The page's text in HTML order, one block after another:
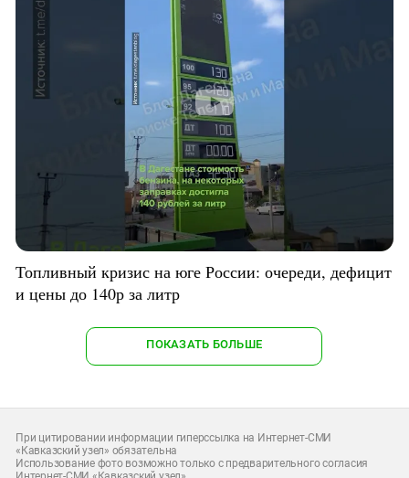
Топливный кризис на юге России: очереди, дефицит
и цены до 140р за литр
ПОКАЗАТЬ БОЛЬШЕ
При цитировании информации гиперссылка на Интернет-СМИ
«Кавказский узел» обязательна
Использование фото возможно только с предварительного согласия